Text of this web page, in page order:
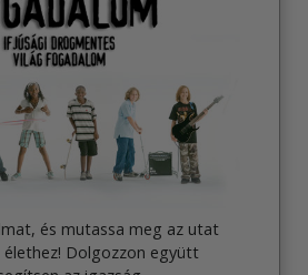
és mutassa meg az utat
Dolgozzon együtt